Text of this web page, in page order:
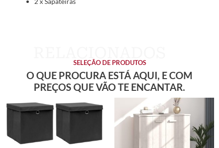
SELEÇÃO DE PRODUTOS
O QUE PROCURA ESTÁ AQUI, E COM
PREÇOS QUE VÃO TE ENCANTAR.